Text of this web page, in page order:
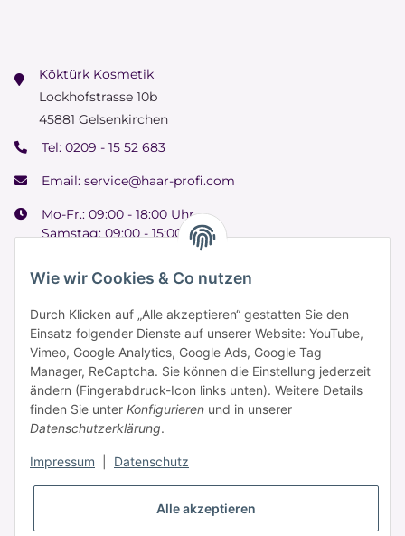
Wie wir Cookies & Co nutzen
Durch Klicken auf „Alle akzeptieren“ gestatten Sie den
Einsatz folgender Dienste auf unserer Website: YouTube,
Vimeo, Google Analytics, Google Ads, Google Tag
Manager, ReCaptcha. Sie können die Einstellung jederzeit
ändern (Fingerabdruck-Icon links unten). Weitere Details
finden Sie unter Konfigurieren und in unserer
Datenschutzerklärung.
Impressum Datenschutz
Alle akzeptieren
Köktürk Kosmetik
Lockhofstrasse 10b
45881 Gelsenkirchen
Tel: 0209 - 15 52 683
Email: service@haar-profi.com
Mo-Fr.: 09:00 - 18:00 Uhr
Samstag: 09:00 - 15:00 Uhr
Informationen
Zahlung & Versand